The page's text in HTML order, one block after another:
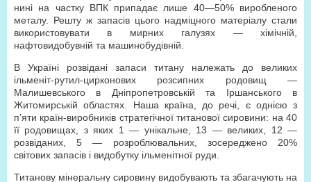
нині на частку ВПК припадає лише 40—50% виробленого
металу. Решту ж запасів цього надміцного матеріалу стали
використовувати в мирних галузях — хімічній,
нафтовидобувній та машинобудівній.
В Україні розвідані запаси титану належать до великих
ільменіт-рутил-цирконових розсипних родовищ —
Малишевського в Дніпропетровській та Іршанського в
Житомирській областях. Наша країна, до речі, є однією з
п’яти країн-виробників стратегічної титанової сировини: на 40
її родовищах, з яких 1 — унікальне, 13 — великих, 12 —
розвіданих, 5 — розроблювальних, зосереджено 20%
світових запасів і видобутку ільменітної руди.
Титанову мінеральну сировину видобувають та збагачують на